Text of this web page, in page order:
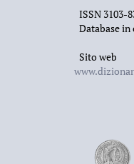
ISSN 3103-
Database
Sito web